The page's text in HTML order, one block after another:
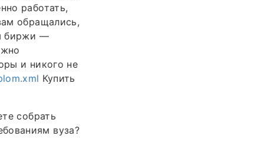
работать,
обращались,
биржи —
и никого не
Купить
собрать
вуза?